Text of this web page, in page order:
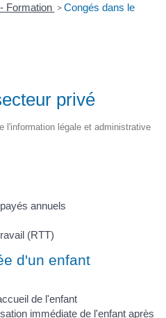
Formation > Congés dans le
privé
l'information légale et administrative
annuels
(RTT)
d'un enfant
de l'enfant
immédiate de l'enfant après